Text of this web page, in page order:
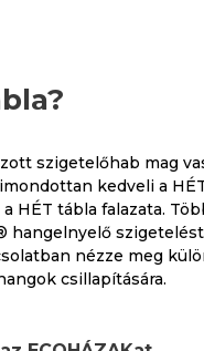
szigetelőhab mag
kedveli a
tábla falazata.
hangelnyelő
nézze meg
csillapítására.